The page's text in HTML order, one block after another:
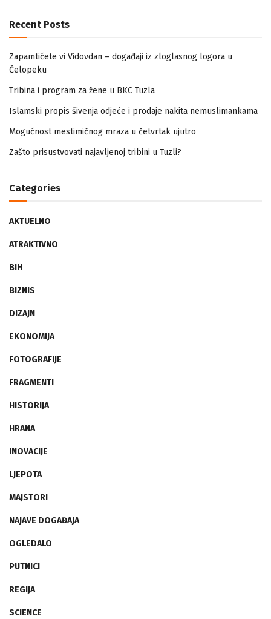
Recent Posts
Zapamtićete vi Vidovdan – događaji iz zloglasnog logora u
Čelopeku
Tribina i program za žene u BKC Tuzla
Islamski propis šivenja odjeće i prodaje nakita nemuslimankama
Mogućnost mestimičnog mraza u četvrtak ujutro
Zašto prisustvovati najavljenoj tribini u Tuzli?
Categories
AKTUELNO
ATRAKTIVNO
BIH
BIZNIS
DIZAJN
EKONOMIJA
FOTOGRAFIJE
FRAGMENTI
HISTORIJA
HRANA
INOVACIJE
LJEPOTA
MAJSTORI
NAJAVE DOGAĐAJA
OGLEDALO
PUTNICI
REGIJA
SCIENCE